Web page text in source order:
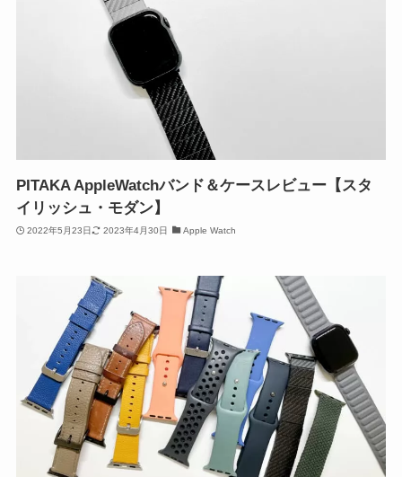
PITAKA AppleWatchバンド＆ケースレビュー【スタ
イリッシュ・モダン】
2022年5月23日 2023年4月30日 Apple Watch